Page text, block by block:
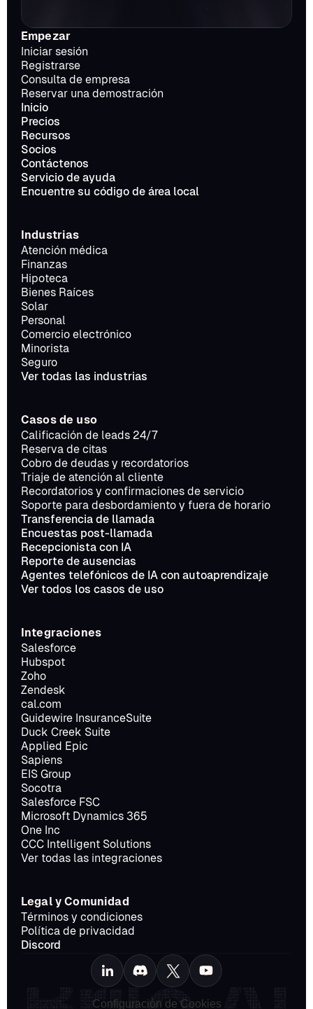
Configuración de Cookies
Empezar
Iniciar sesión
Registrarse
Consulta de empresa
Reservar una demostración
Inicio
Precios
Recursos
Socios
Contáctenos
Servicio de ayuda
Encuentre su código de área local
Industrias
Atención médica
Finanzas
Hipoteca
Bienes Raíces
Solar
Personal
Comercio electrónico
Minorista
Seguro
Ver todas las industrias
Casos de uso
Calificación de leads 24/7
Reserva de citas
Cobro de deudas y recordatorios
Triaje de atención al cliente
Recordatorios y confirmaciones de servicio
Soporte para desbordamiento y fuera de horario
Transferencia de llamada
Encuestas post-llamada
Recepcionista con IA
Reporte de ausencias
Agentes telefónicos de IA con autoaprendizaje
Ver todos los casos de uso
Integraciones
Salesforce
Hubspot
Zoho
Zendesk
cal.com
Guidewire InsuranceSuite
Duck Creek Suite
Applied Epic
Sapiens
EIS Group
Socotra
Salesforce FSC
Microsoft Dynamics 365
One Inc
CCC Intelligent Solutions
Ver todas las integraciones
Legal y Comunidad
Términos y condiciones
Política de privacidad
Discord